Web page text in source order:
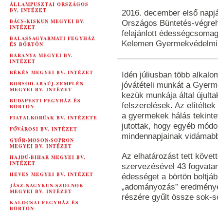
ÁLLAMPUSZTAI ORSZÁGOS
BV. INTÉZET
BÁCS-KISKUN MEGYEI BV.
INTÉZET
BALASSAGYARMATI FEGYHÁZ
ÉS BÖRTÖN
BARANYA MEGYEI BV.
INTÉZET
BÉKÉS MEGYEI BV. INTÉZET
BORSOD-ABAÚJ-ZEMPLÉN
MEGYEI BV. INTÉZET
BUDAPESTI FEGYHÁZ ÉS
BÖRTÖN
FIATALKORÚAK BV. INTÉZETE
FŐVÁROSI BV. INTÉZET
GYŐR-MOSON-SOPRON
MEGYEI BV. INTÉZET
HAJDÚ-BIHAR MEGYEI BV.
INTÉZET
HEVES MEGYEI BV. INTÉZET
JÁSZ-NAGYKUN-SZOLNOK
MEGYEI BV. INTÉZET
KALOCSAI FEGYHÁZ ÉS
BÖRTÖN
2016. december első
Országos Büntetés-
felajánlott
Kelemen
Idén júliusban több
jóvátételi munkát a
kezük munkája által
felszerelések. Az
a gyermekek hálás
jutottak, hogy egyéb
mindennapjainak
Az elhatározást tett
szervezésével 43
édességet a börtön
„adományozás”
részére gyűlt össze sok-